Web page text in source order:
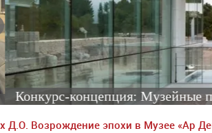
концепция: Музейные
Д.О. Возрождение эпохи в Музее «Ар